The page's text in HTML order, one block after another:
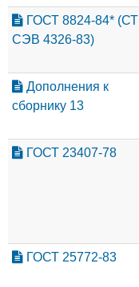
ГОСТ 8824-84* (СТ
СЭВ 4326-83)
Дополнения к
сборнику 13
ГОСТ 23407-78
ГОСТ 25772-83